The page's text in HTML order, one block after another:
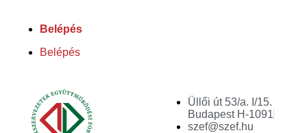
Belépés
Belépés
Üllői út 53/a. I/15.
Budapest H-1091
szef@szef.hu